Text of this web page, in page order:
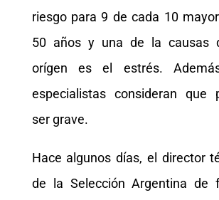
riesgo para 9 de cada 10
50 años y una de la causas
orígen es el estrés.
especialistas consideran que
ser grave.
Hace algunos días, el director
de la Selección Argentina de